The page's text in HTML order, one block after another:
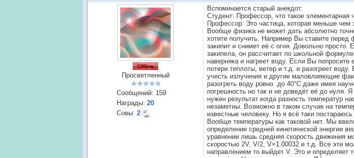
Просветленный
Сообщений: 159
Награды: 20
Совы: 2
Вспоминается старый анекдот:
Студент: Профессор, что такое элементарная
Профессор: Это частица, которая меньше чем
Вообще физика не может дать абсолютно
хотите получить. Например Вы ставите перед
закипит и снимет её с огня. Довольно
закипела, он рассчитает по школьной
наверняка и нагреет воду. Если Вы попросите
потери теплоты, ветер и т.д. и разогреет
учесть излучения и другие маловлияющие
разогреть воду ровно до 40°С даже имея
погрешность но так и не доведёт её до нуля.
нужен результат когда разность температур
незаметны. Возможно в таком случае на
известные человеку. Но я всё таки
Вообще температуры как таковой нет. Мы
определение средней кинетической энергии
уравнении лишь средняя скорость движения
скоростью 2V, V/2, V×1.00032 и т.д. Все эти
направлением то выйдет V. Это и определяет